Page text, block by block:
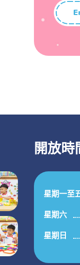
開放時
星期一至
星期六
星期日